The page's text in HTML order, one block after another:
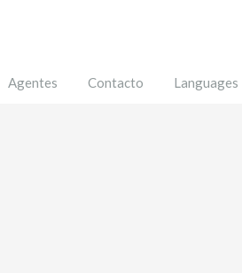
Agentes Contacto Languages